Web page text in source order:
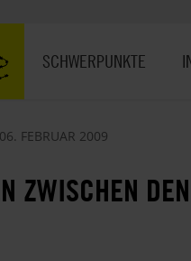
SCHWERPUNKTE
06. FEBRUAR 2009
ZWISCHEN